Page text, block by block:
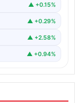
▲ +0.15%
▲ +0.29%
▲ +2.58%
▲ +0.94%